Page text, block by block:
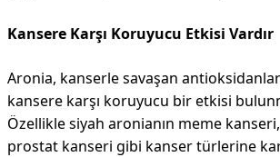
Kansere Karşı Koruyucu Etkisi Vardır
Aronia, kanserle savaşan
kansere karşı koruyucu bir etkisi
Özellikle siyah aronianın meme
prostat kanseri gibi kanser türlerine